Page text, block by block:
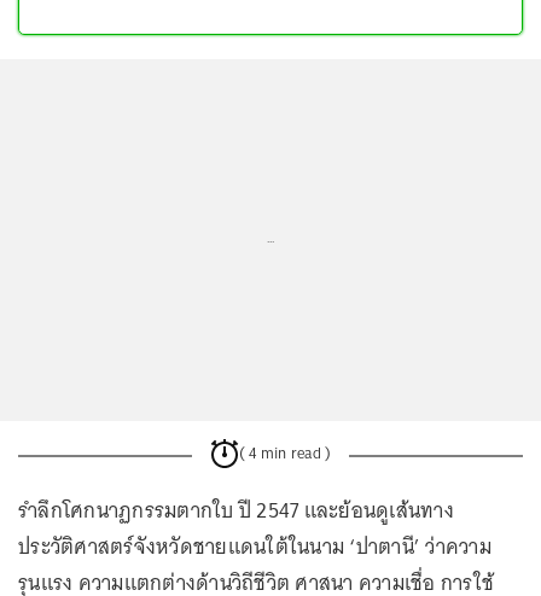
...
( 4 min read )
รำลึกโศกนาฏกรรมตากใบ ปี 2547 และย้อนดูเส้นทาง
ประวัติศาสตร์จังหวัดชายแดนใต้ในนาม ‘ปาตานี’ ว่าความ
รุนแรง ความแตกต่างด้านวิถีชีวิต ศาสนา ความเชื่อ การใช้